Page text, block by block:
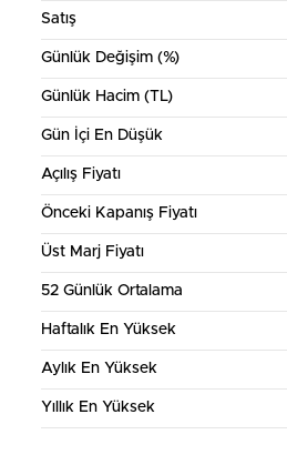
Satış
Günlük Değişim (%)
Günlük Hacim (TL)
Gün İçi En Düşük
Açılış Fiyatı
Önceki Kapanış Fiyatı
Üst Marj Fiyatı
52 Günlük Ortalama
Haftalık En Yüksek
Aylık En Yüksek
Yıllık En Yüksek